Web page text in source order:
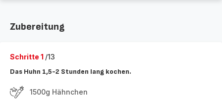
Zubereitung
Schritte 1 /13
Das Huhn 1,5-2 Stunden lang kochen.
1500g Hähnchen